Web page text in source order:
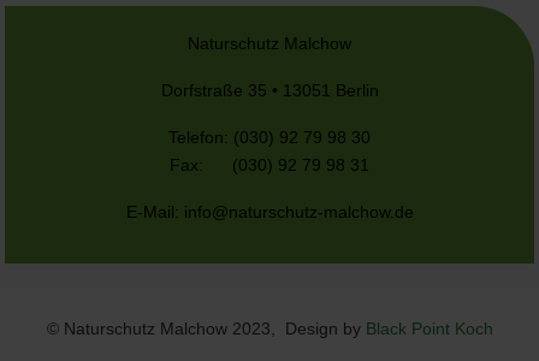
Naturschutz Malchow
Dorfstraße 35 • 13051 Berlin
Telefon: (030) 92 79 98 30
Fax: (030) 92 79 98 31
E-Mail: info@naturschutz-malchow.de
© Naturschutz Malchow 2023, Design by Black Point Koch